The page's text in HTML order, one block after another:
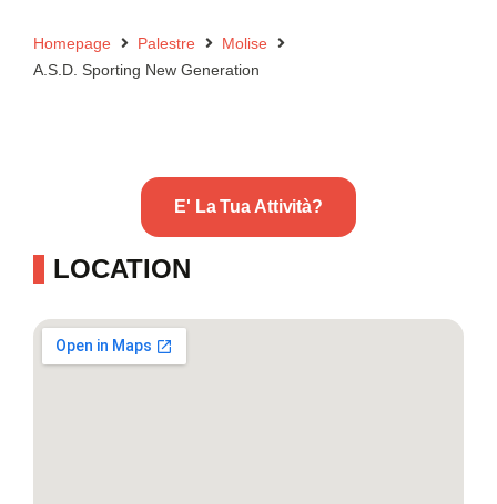
Homepage Palestre
Molise
A.S.D. Sporting New Generation
E' La Tua Attività?
LOCATION